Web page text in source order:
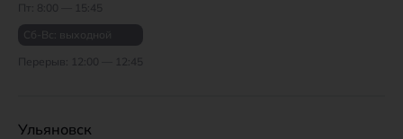
Пт: 8:00 — 15:45
Сб-Вс: выходной
Перерыв: 12:00 — 12:45
Ульяновск